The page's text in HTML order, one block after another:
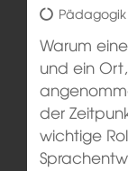
Warum
und ein
der
wichtige